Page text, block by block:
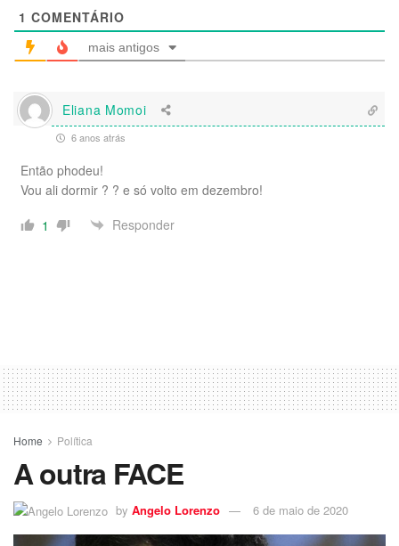
1 COMENTÁRIO
mais antigos
Eliana Momoi
6 anos atrás
Então phodeu!
Vou ali dormir ? ? e só volto em dezembro!
1
Responder
Home Política
A outra FACE
by Angelo Lorenzo 6 de maio de 2020